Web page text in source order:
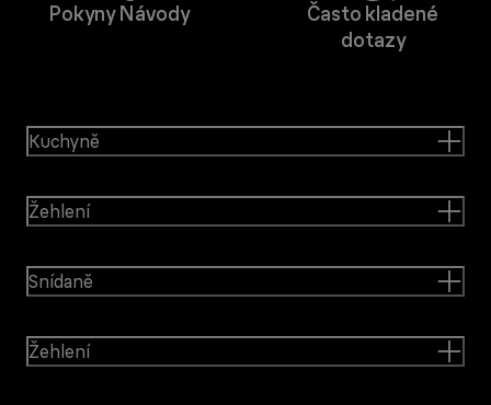
Pokyny Návody
Často kladené
dotazy
Kuchyně
Žehlení
Snídaně
Žehlení